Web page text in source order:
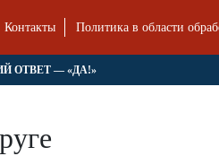
Контакты Политика в области
ОТВЕТ — «ДА!»